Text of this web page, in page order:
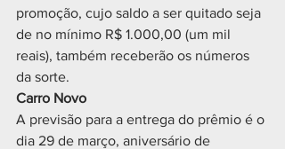
promoção, cujo saldo a ser quitado seja
de no mínimo R$ 1.000,00 (um mil
reais), também receberão os números
da sorte.
Carro Novo
A previsão para a entrega do prêmio é o
dia 29 de março, aniversário de